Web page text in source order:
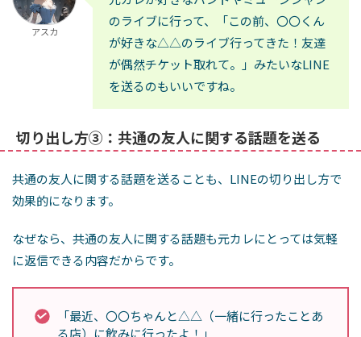
アスカ
のライブに行って、「この前、〇〇くん
が好きな△△のライブ行ってきた！友達
が偶然チケット取れて。」みたいなLINE
を送るのもいいですね。
切り出し方③：共通の友人に関する話題を送る
共通の友人に関する話題を送ることも、LINEの切り出し方で
効果的になります。
なぜなら、共通の友人に関する話題も元カレにとっては気軽
に返信できる内容だからです。
「最近、〇〇ちゃんと△△（一緒に行ったことあ